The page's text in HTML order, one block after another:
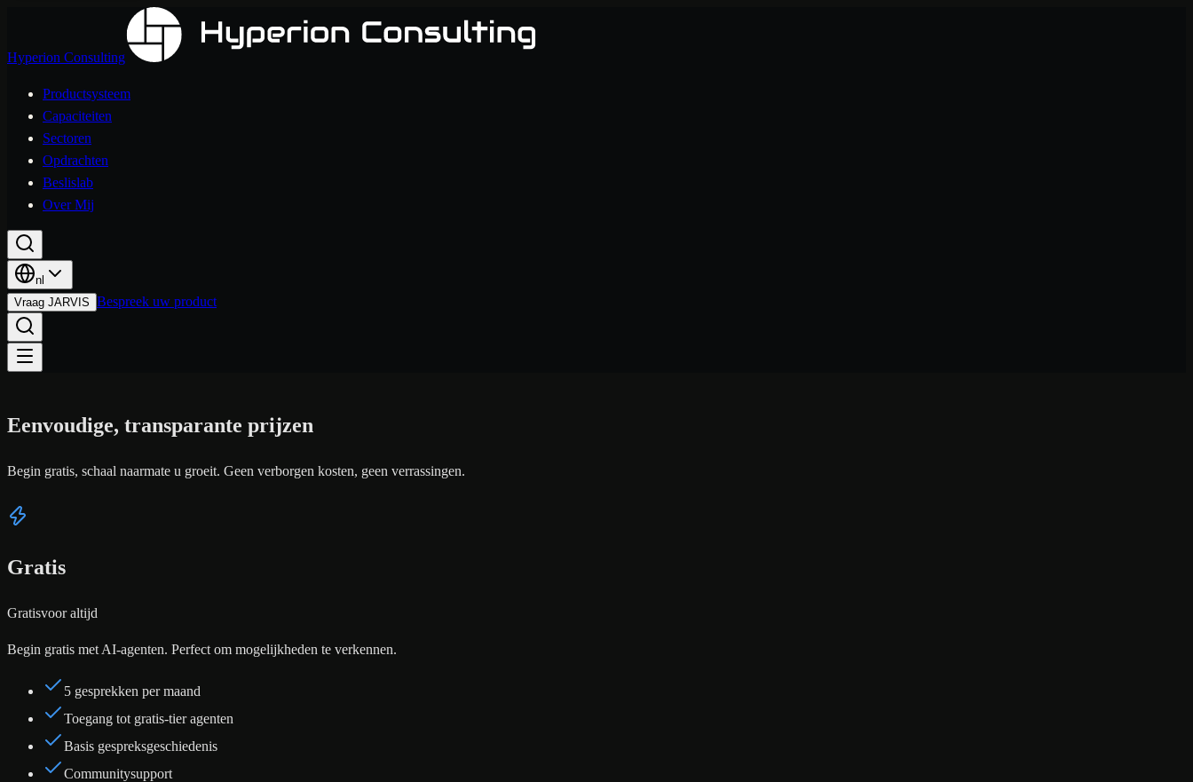
Hyperion Consulting
Productsysteem
Capaciteiten
Sectoren
Opdrachten
Beslislab
Over Mij
nl
Vraag JARVIS Bespreek uw product
Eenvoudige, transparante prijzen
Begin gratis, schaal naarmate u groeit. Geen verborgen kosten, geen verrassingen.
Gratis
Gratisvoor altijd
Begin gratis met AI-agenten. Perfect om mogelijkheden te verkennen.
5 gesprekken per maand
Toegang tot gratis-tier agenten
Basis gespreksgeschiedenis
Communitysupport